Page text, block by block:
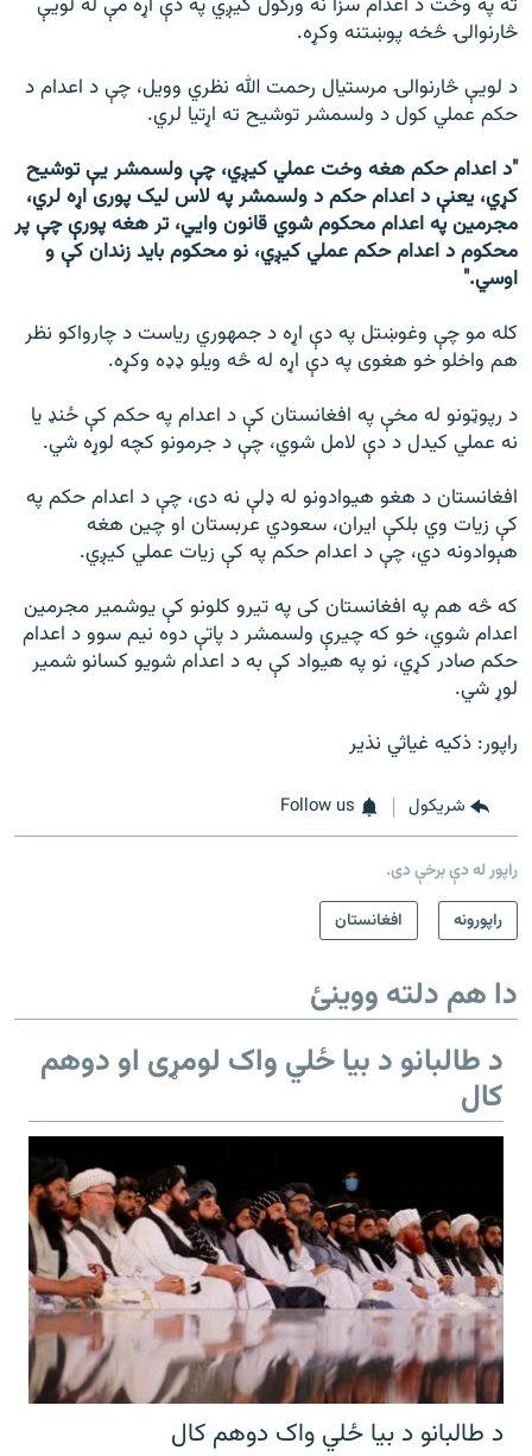
ته په وخت د اعدام سزا نه ورکول کیږي په دې اړه مې له لویې
څارنوالۍ څخه پوښتنه وکړه.
د لویې څارنوالۍ مرستیال رحمت الله نظري وویل، چې د اعدام د
حکم عملي کول د ولسمشر توشیح ته اړتیا لري.
″د اعدام حکم هغه وخت عملي کیږي، چې ولسمشر یې توشیح
کړي، یعنې د اعدام حکم د ولسمشر په لاس لیک پوری اړه لري،
مجرمین په اعدام محکوم شوي قانون وایي، تر هغه پورې چې پر
محکوم د اعدام حکم عملي کیږي، نو محکوم باید زندان کې و
اوسي.″
کله مو چې وغوښتل په دې اړه د جمهوري ریاست د چارواکو نظر
هم واخلو خو هغوی په دې اړه له څه ویلو ډډه وکړه.
د رپوټونو له مخې په افغانستان کې د اعدام په حکم کې ځنډ یا
نه عملي کیدل د دې لامل شوي، چې د جرمونو کچه لوړه شي.
افغانستان د هغو هیوادونو له ډلې نه دی، چې د اعدام حکم په
کې زیات وي بلکې ایران، سعودي عربستان او چین هغه
هېوادونه دي، چې د اعدام حکم په کې زیات عملي کیږي.
که څه هم په افغانستان کی په تیرو کلونو کې یوشمیر مجرمین
اعدام شوي، خو که چیرې ولسمشر د پاتې دوه نیم سوو د اعدام
حکم صادر کړي، نو په هیواد کې به د اعدام شویو کسانو شمیر
لوړ شي.
راپور: ذکیه غیاثي نذیر
شريکول Follow us
راپور له دې برخې دی.
راپورونه
افغانستان
دا هم دلته ووینئ
د طالبانو د بیا ځلي واک لومړی او دوهم
کال
د طالبانو د بیا ځلي واک دوهم کال